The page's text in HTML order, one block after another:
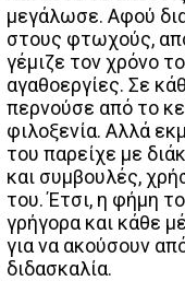
μεγάλωσε. Αφού
στους φτωχούς,
γέμιζε τον χρόνο
αγαθοεργίες. Σε
περνούσε από το
φιλοξενία. Αλλά
του παρείχε με
και συμβουλές,
του. Έτσι, η φήμη
γρήγορα και κάθε
για να ακούσουν
διδασκαλία.